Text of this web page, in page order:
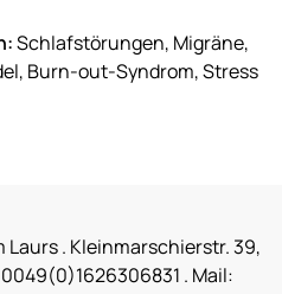
Schlafstörungen, Migräne,
Burn-out-Syndrom, Stress
Laurs . Kleinmarschierstr. 39,
. Mail: